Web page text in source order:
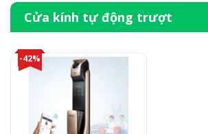
Cửa kính tự động trượt
-42%